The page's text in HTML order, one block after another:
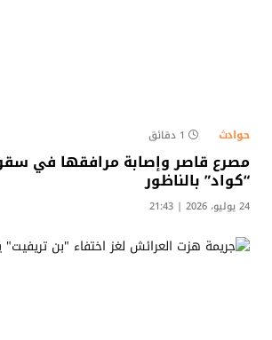
حوادث 1 دقائق
مصرع قاصر وإصابة مرافقها في
“كواد” بالناظور
24 يوليو، 2026 | 21:43